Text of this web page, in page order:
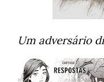
Um adversário